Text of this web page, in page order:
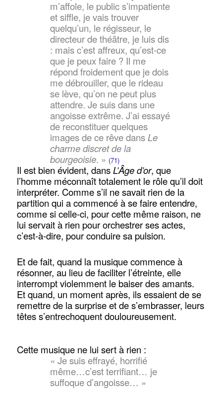
m’affole, le public s’impatiente
et siffle, je vais trouver
quelqu’un, le régisseur, le
directeur de théâtre, je luis dis
: mais c’est affreux, qu’est-ce
que je peux faire ? Il me
répond froidement que je dois
me débrouiller, que le rideau
se lève, qu’on ne peut plus
attendre. Je suis dans une
angoisse extrême. J’ai essayé
de reconstituer quelques
images de ce rêve dans Le
charme discret de la
bourgeoisie. » (71)
Il est bien évident, dansL’Âge d’or, que
l’homme méconnaît totalement le rôle qu’il doit
interpréter. Comme s’il ne savait rien de la
partition qui a commencé à se faire entendre,
comme si celle-ci, pour cette même raison, ne
lui servait à rien pour orchestrer ses actes,
c’est-à-dire, pour conduire sa pulsion.
Et de fait, quand la musique commence à
résonner, au lieu de faciliter l’étreinte, elle
interrompt violemment le baiser des amants.
Et quand, un moment après, ils essaient de se
remettre de la surprise et de s’embrasser, leurs
têtes s’entrechoquent douloureusement.
Cette musique ne lui sert à rien :
« Je suis effrayé, horrifié
même…c’est terrifiant… je
suffoque d’angoisse… »